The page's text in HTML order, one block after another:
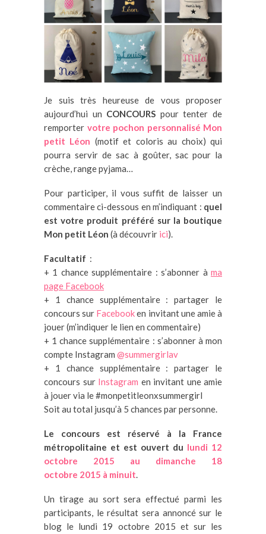
Je suis très heureuse de vous proposer
aujourd’hui un CONCOURS pour tenter de
remporter votre pochon personnalisé Mon
petit Léon (motif et coloris au choix) qui
pourra servir de sac à goûter, sac pour la
crèche, range pyjama…
Pour participer, il vous suffit de laisser un
commentaire ci-dessous en m’indiquant : quel
est votre produit préféré sur la boutique
Mon petit Léon (à découvrir ici).
Facultatif :
+ 1 chance supplémentaire : s’abonner à ma
page Facebook
+ 1 chance supplémentaire : partager le
concours sur Facebooken invitant une amie à
jouer (m’indiquer le lien en commentaire)
+ 1 chance supplémentaire : s’abonner à mon
compte Instagram @summergirlav
+ 1 chance supplémentaire : partager le
concours sur Instagram en invitant une amie
à jouer via le #monpetitleonxsummergirl
Soit au total jusqu’à 5 chances par personne.
Le concours est réservé à la France
métropolitaine et est ouvert du lundi 12
octobre 2015 au dimanche 18
octobre 2015 à minuit.
Un tirage au sort sera effectué parmi les
participants, le résultat sera annoncé sur le
blog le lundi 19 octobre 2015 et sur les